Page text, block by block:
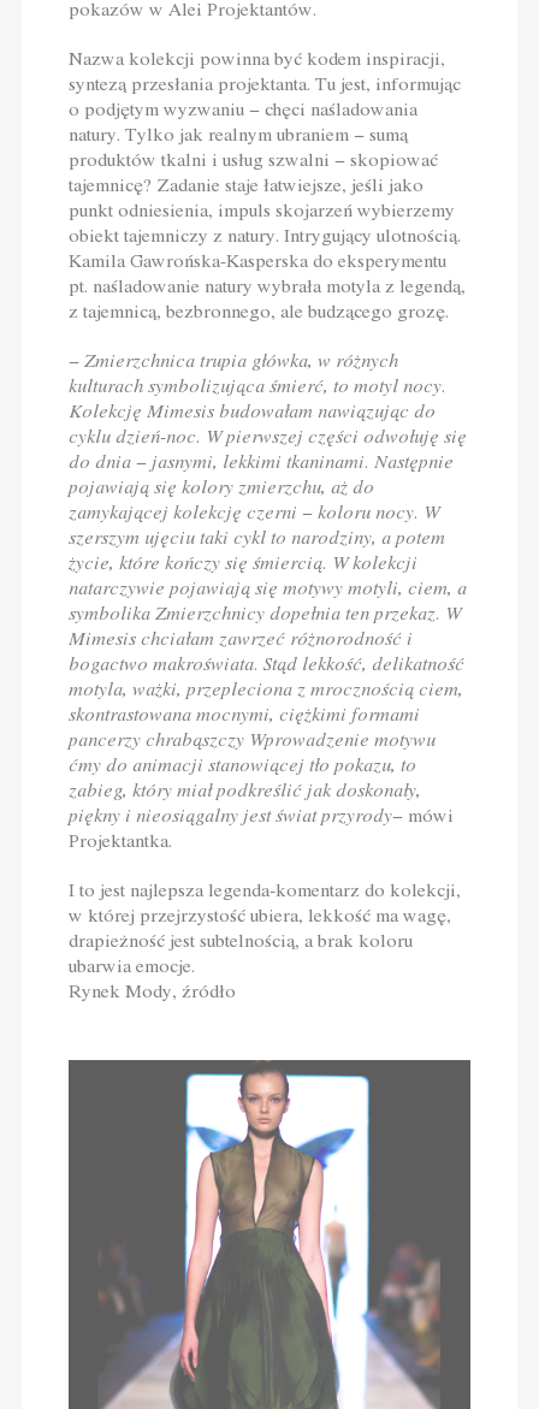
pokazów w Alei Projektantów.
Nazwa kolekcji powinna być kodem inspiracji,
syntezą przesłania projektanta. Tu jest, informując
o podjętym wyzwaniu − chęci naśladowania
natury. Tylko jak realnym ubraniem − sumą
produktów tkalni i usług szwalni − skopiować
tajemnicę? Zadanie staje łatwiejsze, jeśli jako
punkt odniesienia, impuls skojarzeń wybierzemy
obiekt tajemniczy z natury. Intrygujący ulotnością.
Kamila Gawrońska-Kasperska do eksperymentu
pt. naśladowanie natury wybrała motyla z legendą,
z tajemnicą, bezbronnego, ale budzącego grozę.
−Zmierzchnica trupia główka, w różnych
kulturach symbolizująca śmierć, to motyl nocy.
Kolekcję Mimesis budowałam nawiązując do
cyklu dzień-noc. W pierwszej części odwołuję się
do dnia − jasnymi, lekkimi tkaninami. Następnie
pojawiają się kolory zmierzchu, aż do
zamykającej kolekcję czerni − koloru nocy. W
szerszym ujęciu taki cykl to narodziny, a potem
życie, które kończy się śmiercią. W kolekcji
natarczywie pojawiają się motywy motyli, ciem, a
symbolika Zmierzchnicy dopełnia ten przekaz. W
Mimesis chciałam zawrzeć różnorodność i
bogactwo makroświata. Stąd lekkość, delikatność
motyla, ważki, przepleciona z mrocznością ciem,
skontrastowana mocnymi, ciężkimi formami
pancerzy chrabąszczy Wprowadzenie motywu
ćmy do animacji stanowiącej tło pokazu, to
zabieg, który miał podkreślić jak doskonały,
piękny i nieosiągalny jest świat przyrody− mówi
Projektantka.
I to jest najlepsza legenda-komentarz do kolekcji,
w której przejrzystość ubiera, lekkość ma wagę,
drapieżność jest subtelnością, a brak koloru
ubarwia emocje.
Rynek Mody,źródło